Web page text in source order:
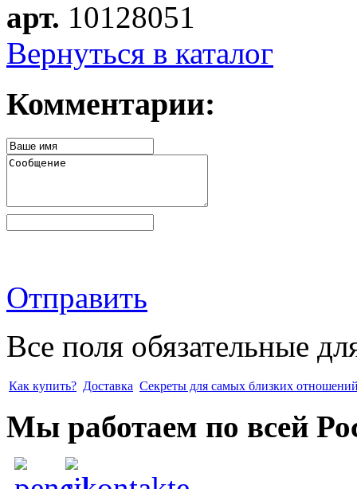
арт. 10128051
Вернуться в каталог
Комментарии:
Отправить
Все поля обязательные
Как купить? Доставка Секреты для самых близких
Мы работаем по всей